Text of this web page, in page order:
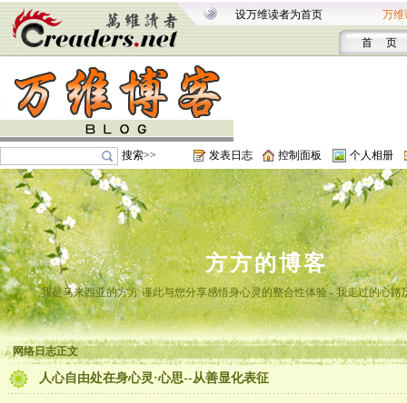
设万维读者为首页 万维
首 页
搜索>> 发表日志 控制面板 个人相册
方方的博客
我是马来西亚的方方 谨此与您分享感悟身心灵的整合性体验 - 我走过的心路
网络日志正文
人心自由处在身心灵·心思--从善显化表征